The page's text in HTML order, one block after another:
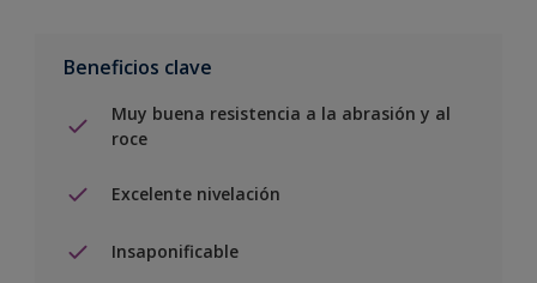
Beneficios clave
Muy buena resistencia a la abrasión y al
roce
Excelente nivelación
Insaponificable